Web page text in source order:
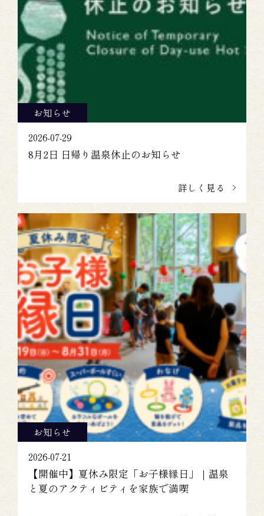
お知らせ
2026-07-29
8月2日 日帰り温泉休止のお知らせ
詳しく見る
お知らせ
2026-07-21
【開催中】夏休み限定「お子様縁日」｜温泉
と夏のアクティビティを家族で満喫